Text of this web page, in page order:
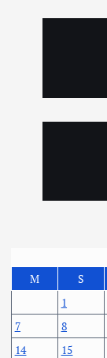
M
S
1
7
8
14
15